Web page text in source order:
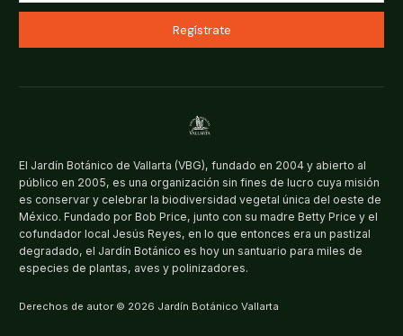
Regístrate
El Jardín Botánico de Vallarta (VBG), fundado en 2004 y abierto al
público en 2005, es una organización sin fines de lucro cuya misión
es conservar y celebrar la biodiversidad vegetal única del oeste de
México. Fundado por Bob Price, junto con su madre Betty Price y el
cofundador local Jesús Reyes, en lo que entonces era un pastizal
degradado, el Jardín Botánico es hoy un santuario para miles de
especies de plantas, aves y polinizadores.
Derechos de autor © 2026 Jardín Botánico Vallarta